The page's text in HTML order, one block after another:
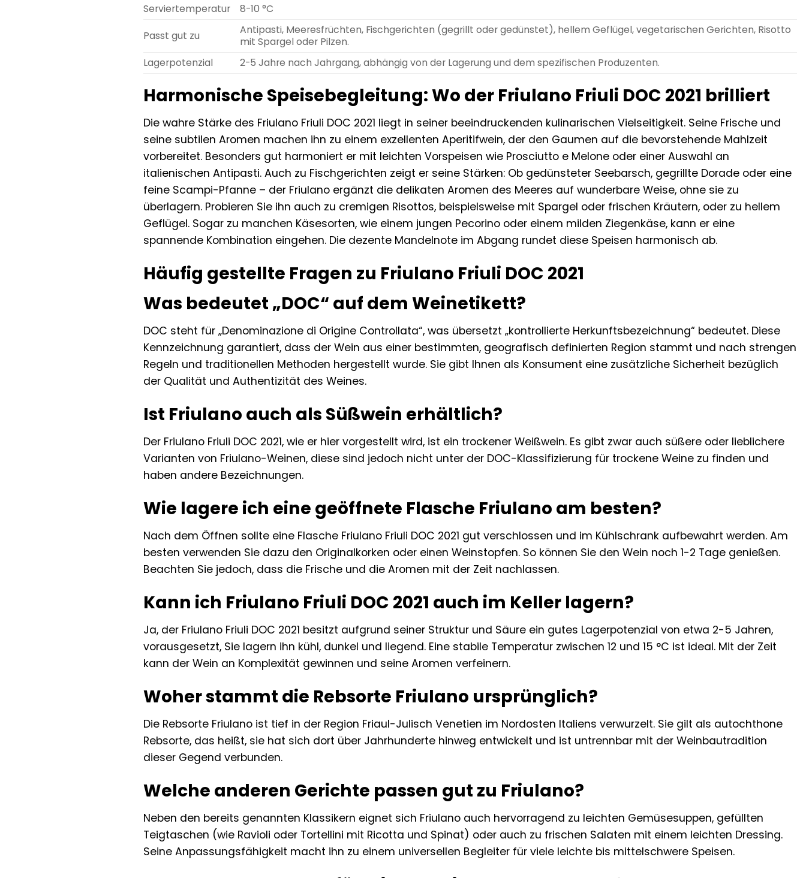
Serviertemperatur
8-10 °C
Passt gut zu
Antipasti, Meeresfrüchten, Fischgerichten (gegrillt oder gedünstet), hellem Geflügel, vegetarischen Gerichten, Risotto
mit Spargel oder Pilzen.
Lagerpotenzial
2-5 Jahre nach Jahrgang, abhängig von der Lagerung und dem spezifischen Produzenten.
Harmonische Speisebegleitung: Wo der Friulano Friuli DOC 2021 brilliert
Die wahre Stärke des Friulano Friuli DOC 2021 liegt in seiner beeindruckenden kulinarischen Vielseitigkeit. Seine Frische und
seine subtilen Aromen machen ihn zu einem exzellenten Aperitifwein, der den Gaumen auf die bevorstehende Mahlzeit
vorbereitet. Besonders gut harmoniert er mit leichten Vorspeisen wie Prosciutto e Melone oder einer Auswahl an
italienischen Antipasti. Auch zu Fischgerichten zeigt er seine Stärken: Ob gedünsteter Seebarsch, gegrillte Dorade oder eine
feine Scampi-Pfanne – der Friulano ergänzt die delikaten Aromen des Meeres auf wunderbare Weise, ohne sie zu
überlagern. Probieren Sie ihn auch zu cremigen Risottos, beispielsweise mit Spargel oder frischen Kräutern, oder zu hellem
Geflügel. Sogar zu manchen Käsesorten, wie einem jungen Pecorino oder einem milden Ziegenkäse, kann er eine
spannende Kombination eingehen. Die dezente Mandelnote im Abgang rundet diese Speisen harmonisch ab.
Häufig gestellte Fragen zu Friulano Friuli DOC 2021
Was bedeutet „DOC“ auf dem Weinetikett?
DOC steht für „Denominazione di Origine Controllata“, was übersetzt „kontrollierte Herkunftsbezeichnung“ bedeutet. Diese
Kennzeichnung garantiert, dass der Wein aus einer bestimmten, geografisch definierten Region stammt und nach strengen
Regeln und traditionellen Methoden hergestellt wurde. Sie gibt Ihnen als Konsument eine zusätzliche Sicherheit bezüglich
der Qualität und Authentizität des Weines.
Ist Friulano auch als Süßwein erhältlich?
Der Friulano Friuli DOC 2021, wie er hier vorgestellt wird, ist ein trockener Weißwein. Es gibt zwar auch süßere oder lieblichere
Varianten von Friulano-Weinen, diese sind jedoch nicht unter der DOC-Klassifizierung für trockene Weine zu finden und
haben andere Bezeichnungen.
Wie lagere ich eine geöffnete Flasche Friulano am besten?
Nach dem Öffnen sollte eine Flasche Friulano Friuli DOC 2021 gut verschlossen und im Kühlschrank aufbewahrt werden. Am
besten verwenden Sie dazu den Originalkorken oder einen Weinstopfen. So können Sie den Wein noch 1-2 Tage genießen.
Beachten Sie jedoch, dass die Frische und die Aromen mit der Zeit nachlassen.
Kann ich Friulano Friuli DOC 2021 auch im Keller lagern?
Ja, der Friulano Friuli DOC 2021 besitzt aufgrund seiner Struktur und Säure ein gutes Lagerpotenzial von etwa 2-5 Jahren,
vorausgesetzt, Sie lagern ihn kühl, dunkel und liegend. Eine stabile Temperatur zwischen 12 und 15 °C ist ideal. Mit der Zeit
kann der Wein an Komplexität gewinnen und seine Aromen verfeinern.
Woher stammt die Rebsorte Friulano ursprünglich?
Die Rebsorte Friulano ist tief in der Region Friaul-Julisch Venetien im Nordosten Italiens verwurzelt. Sie gilt als autochthone
Rebsorte, das heißt, sie hat sich dort über Jahrhunderte hinweg entwickelt und ist untrennbar mit der Weinbautradition
dieser Gegend verbunden.
Welche anderen Gerichte passen gut zu Friulano?
Neben den bereits genannten Klassikern eignet sich Friulano auch hervorragend zu leichten Gemüsesuppen, gefüllten
Teigtaschen (wie Ravioli oder Tortellini mit Ricotta und Spinat) oder auch zu frischen Salaten mit einem leichten Dressing.
Seine Anpassungsfähigkeit macht ihn zu einem universellen Begleiter für viele leichte bis mittelschwere Speisen.